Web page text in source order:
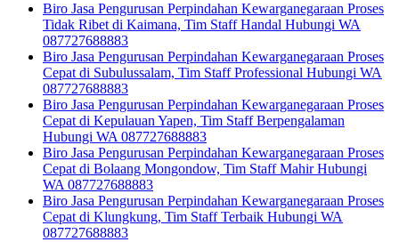
Biro Jasa Pengurusan Perpindahan Kewarganegaraan Proses
Tidak Ribet di Kaimana, Tim Staff Handal Hubungi WA
087727688883
Biro Jasa Pengurusan Perpindahan Kewarganegaraan Proses
Cepat di Subulussalam, Tim Staff Professional Hubungi WA
087727688883
Biro Jasa Pengurusan Perpindahan Kewarganegaraan Proses
Cepat di Kepulauan Yapen, Tim Staff Berpengalaman
Hubungi WA 087727688883
Biro Jasa Pengurusan Perpindahan Kewarganegaraan Proses
Cepat di Bolaang Mongondow, Tim Staff Mahir Hubungi
WA 087727688883
Biro Jasa Pengurusan Perpindahan Kewarganegaraan Proses
Cepat di Klungkung, Tim Staff Terbaik Hubungi WA
087727688883